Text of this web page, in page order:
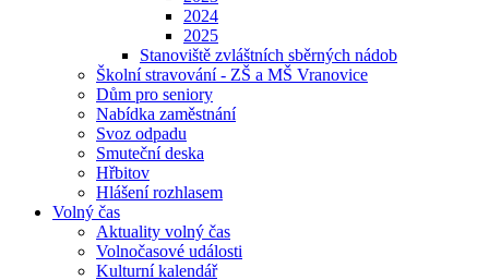
2024
2025
Stanoviště zvláštních sběrných nádob
Školní stravování - ZŠ a MŠ Vranovice
Dům pro seniory
Nabídka zaměstnání
Svoz odpadu
Smuteční deska
Hřbitov
Hlášení rozhlasem
Volný čas
Aktuality volný čas
Volnočasové události
Kulturní kalendář